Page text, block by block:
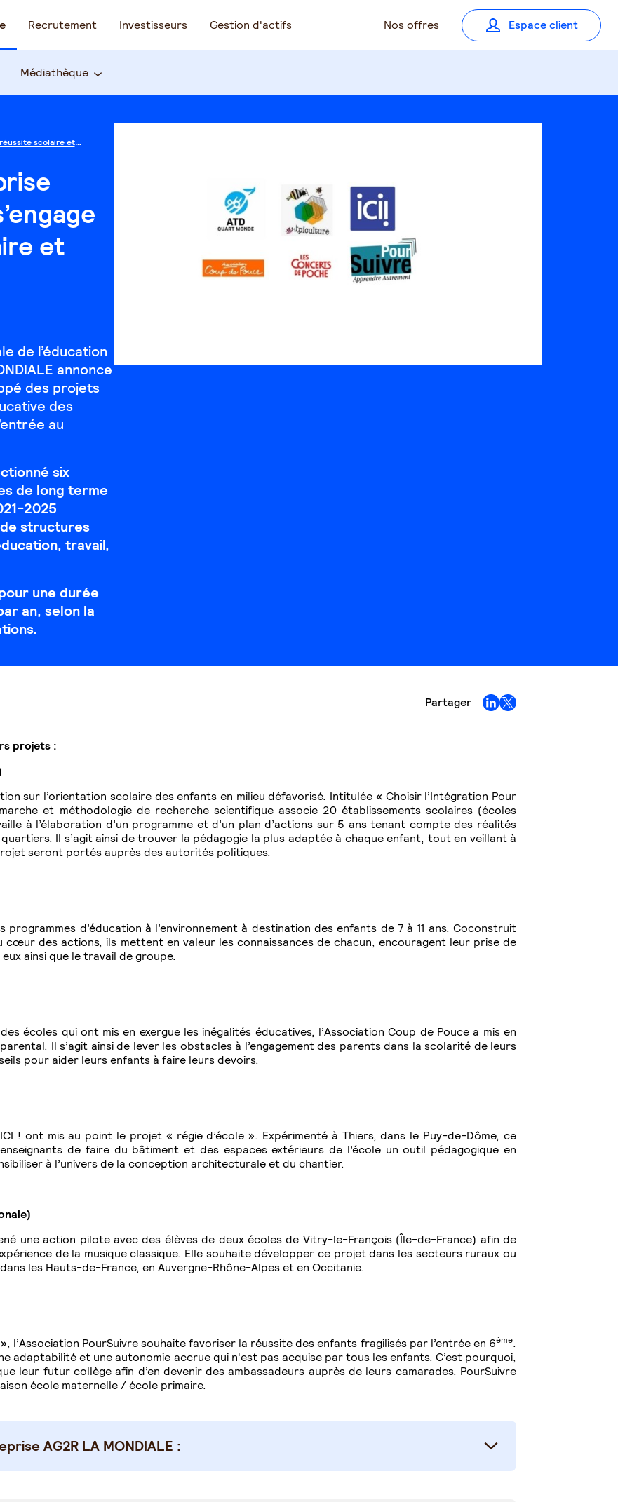
Recrutement Investisseurs Gestion d'actifs Nos offres Espace client
Médiathèque
réussite scolaire et
et
de l’éducation
annonce
des projets
des
au
six
de long terme
2025
structures
travail,
une durée
an, selon la
Partager
projets :
sur l’orientation scolaire des enfants en milieu défavorisé. Intitulée « Choisir l’Intégration Pour
et méthodologie de recherche scientifique associe 20 établissements scolaires (écoles
à l’élaboration d’un programme et d’un plan d’actions sur 5 ans tenant compte des réalités
Il s’agit ainsi de trouver la pédagogie la plus adaptée à chaque enfant, tout en veillant à
seront portés auprès des autorités politiques.
d’éducation à l’environnement à destination des enfants de 7 à 11 ans. Coconstruit
cœur des actions, ils mettent en valeur les connaissances de chacun, encouragent leur prise de
ainsi que le travail de groupe.
écoles qui ont mis en exergue les inégalités éducatives, l’Association Coup de Pouce a mis en
Il s’agit ainsi de lever les obstacles à l’engagement des parents dans la scolarité de leurs
pour aider leurs enfants à faire leurs devoirs.
! ont mis au point le projet « régie d’école ». Expérimenté à Thiers, dans le Puy-de-Dôme, ce
de faire du bâtiment et des espaces extérieurs de l’école un outil pédagogique en
à l’univers de la conception architecturale et du chantier.
une action pilote avec des élèves de deux écoles de Vitry-le-François (Île-de-France) afin de
de la musique classique. Elle souhaite développer ce projet dans les secteurs ruraux ou
les Hauts-de-France, en Auvergne-Rhône-Alpes et en Occitanie.
l’Association PourSuivre souhaite favoriser la réussite des enfants fragilisés par l’entrée en 6ème.
adaptabilité et une autonomie accrue qui n'est pas acquise par tous les enfants. C’est pourquoi,
leur futur collège afin d’en devenir des ambassadeurs auprès de leurs camarades. PourSuivre
école maternelle / école primaire.
AG2R LA MONDIALE :